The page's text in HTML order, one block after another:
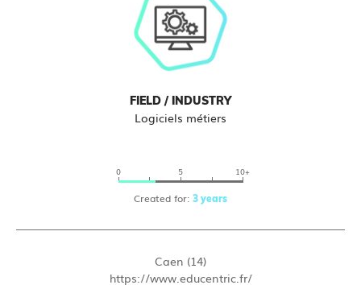
FIELD / INDUSTRY
Logiciels métiers
0 5 10+
Created for: 3 years
Caen (14)
https://www.educentric.fr/